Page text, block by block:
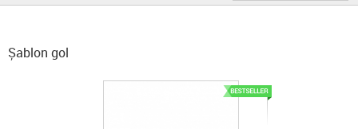
Șablon gol